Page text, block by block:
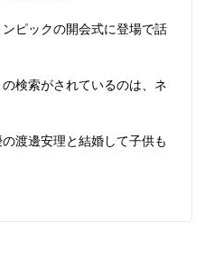
ピックの開会式に登場で話
検索がされているのは、ネ
渡邊安理と結婚して子供も